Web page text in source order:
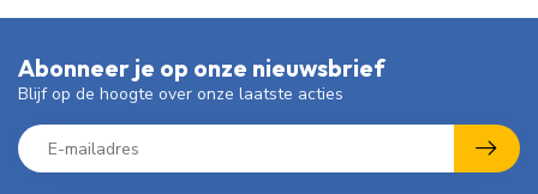
Abonneer je op onze nieuwsbrief
Blijf op de hoogte over onze laatste acties